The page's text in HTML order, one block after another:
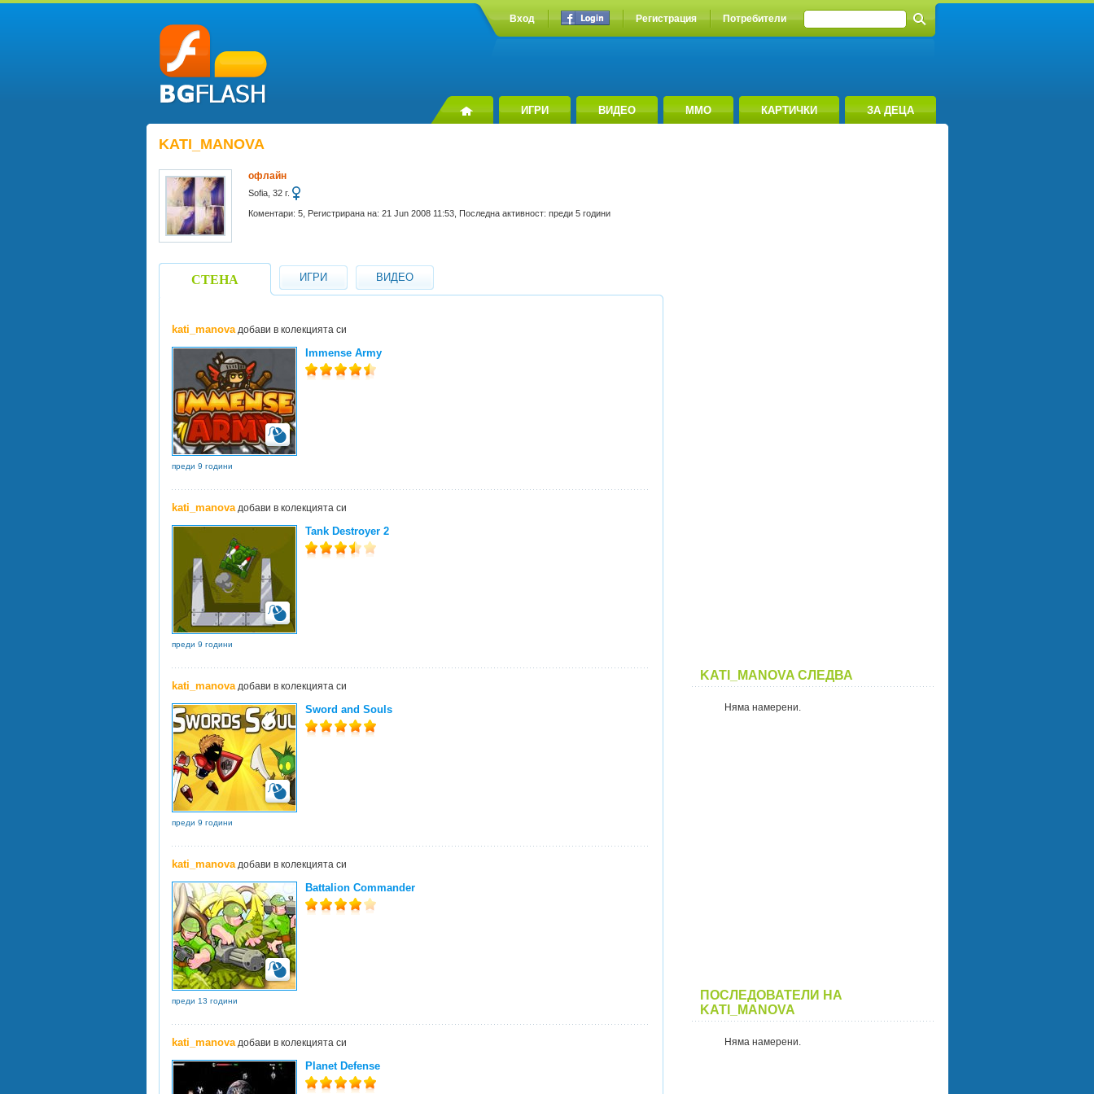
Вход Регистрация Потребители
ИГРИ ВИДЕО MMO КАРТИЧКИ ЗА ДЕЦА
KATI_MANOVA
офлайн
Sofia, 32 г.
Коментари: 5, Регистрирана на: 21 Jun 2008 11:53, Последна активност: преди 5 години
СТЕНА ИГРИ ВИДЕО
kati_manovaдобави в колекцията си
Immense Army
преди 9 години
kati_manovaдобави в колекцията си
Tank Destroyer 2
преди 9 години
kati_manovaдобави в колекцията си
Sword and Souls
преди 9 години
kati_manovaдобави в колекцията си
Battalion Commander
преди 13 години
kati_manovaдобави в колекцията си
Planet Defense
KATI_MANOVA СЛЕДВА
Няма намерени.
ПОСЛЕДОВАТЕЛИ НА
KATI_MANOVA
Няма намерени.